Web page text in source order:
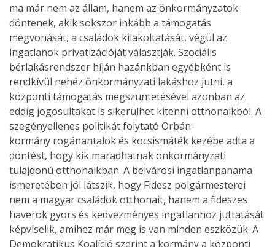
ma már nem az állam, hanem az önkormányzatok
döntenek, akik sokszor inkább a támogatás
megvonását, a családok kilakoltatását, végül az
ingatlanok privatizációját választják. Szociális
bérlakásrendszer híján hazánkban egyébként is
rendkívül nehéz önkormányzati lakáshoz jutni, a
központi támogatás megszüntetésével azonban az
eddig jogosultakat is sikerülhet kitenni otthonaikból. A
szegényellenes politikát folytató Orbán-
kormány rogánantalok és kocsismáték kezébe adta a
döntést, hogy kik maradhatnak önkormányzati
tulajdonú otthonaikban. A belvárosi ingatlanpanama
ismeretében jól látszik, hogy Fidesz polgármesterei
nem a magyar családok otthonait, hanem a fideszes
haverok gyors és kedvezményes ingatlanhoz juttatását
képviselik, amihez már meg is van minden eszközük. A
Demokratikus Koalíció szerint a kormány a központi